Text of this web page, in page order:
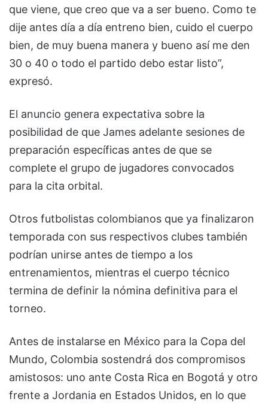
que viene, que creo que va a ser bueno. Como te
dije antes día a día entreno bien, cuido el cuerpo
bien, de muy buena manera y bueno así me den
30 o 40 o todo el partido debo estar listo”,
expresó.
El anuncio genera expectativa sobre la
posibilidad de que James adelante sesiones de
preparación específicas antes de que se
complete el grupo de jugadores convocados
para la cita orbital.
Otros futbolistas colombianos que ya finalizaron
temporada con sus respectivos clubes también
podrían unirse antes de tiempo a los
entrenamientos, mientras el cuerpo técnico
termina de definir la nómina definitiva para el
torneo.
Antes de instalarse en México para la Copa del
Mundo, Colombia sostendrá dos compromisos
amistosos: uno ante Costa Rica en Bogotá y otro
frente a Jordania en Estados Unidos, en lo que